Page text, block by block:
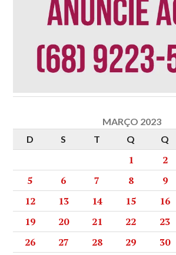
MARÇO 2023
D
S T Q Q
1 2
5
6 7 8 9
12
13 14 15 16
19
20 21 22 23
26
27 28 29 30